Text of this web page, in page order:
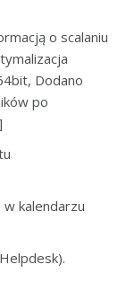
o scalaniu
Dodano
po
kalendarzu